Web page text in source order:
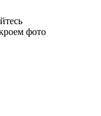
фото